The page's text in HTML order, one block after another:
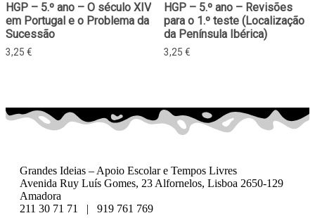
HGP – 5.º ano – O século XIV
em Portugal e o Problema da
Sucessão
3,25 €
HGP – 5.º ano – Revisões
para o 1.º teste (Localização
da Península Ibérica)
3,25 €
Grandes Ideias – Apoio Escolar e Tempos Livres
Avenida Ruy Luís Gomes, 23 Alfornelos, Lisboa 2650-129
Amadora
211 30 71 71 | 919 761 769